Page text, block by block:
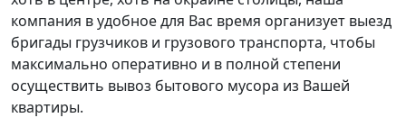
компания в удобное для Вас время организует выезд
бригады грузчиков и грузового транспорта, чтобы
максимально оперативно и в полной степени
осуществить вывоз бытового мусора из Вашей
квартиры.